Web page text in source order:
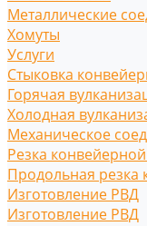
Металлические
Хомуты
Услуги
Стыковка
Горячая
Холодная
Механическое
Резка
Продольная резка
Изготовление РВД
Изготовление РВД